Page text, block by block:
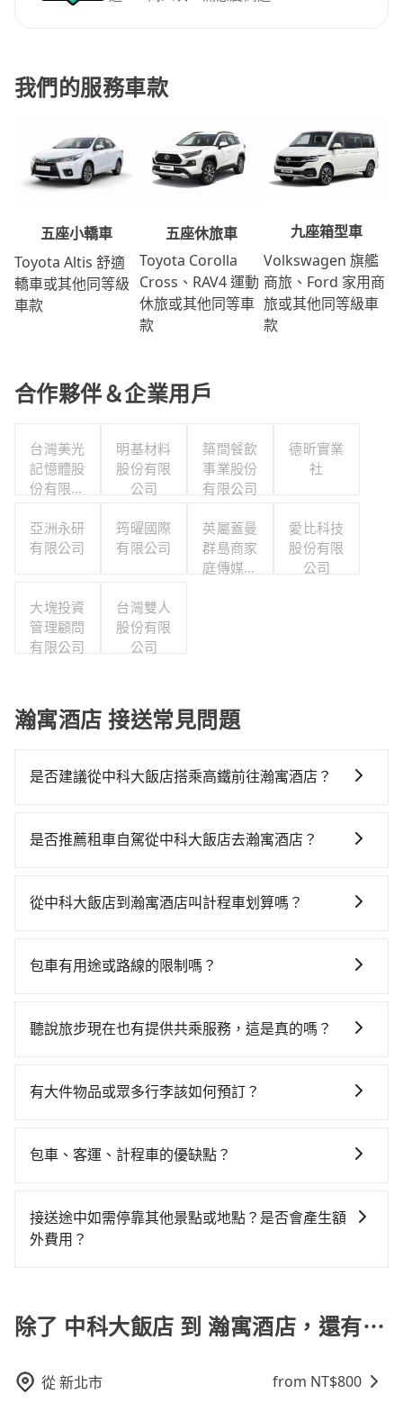
我們的服務車款
五座小轎車
Toyota Altis 舒適
轎車或其他同等級
車款
五座休旅車
Toyota Corolla
Cross、RAV4 運動
休旅或其他同等車
款
九座箱型車
Volkswagen 旗艦
商旅、Ford 家用商
旅或其他同等級車
款
合作夥伴＆企業用戶
台灣美光
記憶體股
份有限公
明基材料
股份有限
公司
築間餐飲
事業股份
有限公司
德昕實業
社
亞洲永研
有限公司
筠曜國際
有限公司
英屬蓋曼
群島商家
庭傳媒股
愛比科技
股份有限
公司
大塊投資
管理顧問
有限公司
台灣雙人
股份有限
公司
瀚寓酒店 接送常見問題
是否建議從中科大飯店搭乘高鐵前往瀚寓酒店？
適、較貴、費時！從最早06:05一直到23:03，台中-台北
費約500元、車程約24分鐘。抵達高鐵站後，步行進
站，每人票價700元，再用15分鐘出站、等待車站前排
時間共2小時26分鐘，假設3位同行，高鐵加轉乘之平均
全程使用tripool並到府專車接送，則每人平均花費約
費31分鐘在轉乘與等車上，現在還不馬上來預約
是否推薦租車自駕從中科大飯店去瀚寓酒店？
時不需要閉目養神（因為要自己開車），最重要的是你
$115~205承租小轎車，每公里再額外加收$3.2，從中科
回），雖已將eTag和可能的每小時40元路邊停車費用預
Yaris、Prius C、Vios這類乘坐體驗較差的車款，如果人
發現仍有上一組乘客遺留的垃圾或者撞凹的車門仍未被
還，又或者要還車時卻偏偏找不到停車位，對於急著用
車或者要載其他乘客的人來說就有不小的風險。最後，
從中科大飯店到瀚寓酒店叫計程車划算嗎？
灣大車隊、Uber、Line Taxi、Yoxi等，如果在路邊攔不
看。依照里程跳錶計算，價格約為4,175~5,000元間，但
網預約，以免當場被坑受騙。綜合以上，無論在價格或
包車有用途或路線的限制嗎？
方，只要是長途交通且途中遵守台灣法律，無論是清明
檢疫、預約叫車、機場接送、定期洗腎、包月上下班，
司報帳打統編，在結帳時可以受理，並於乘車後一週內
聽說旅步現在也有提供共乘服務，這是真的嗎？
保證出車的共乘服務，不用再擔心人少不成團問題，還
有大件物品或眾多行李該如何預訂？
30吋的行李箱，但如有大件行李、衝浪板、樂器、廣告
遮住司機視線、不會破壞車體、不影響行車安全，會讓
乘客盡量塞、盡量放。在預定前，建議先丈量好尺寸，
包車、客運、計程車的優缺點？
上、下車，不需與旅客共乘。但通常需要提前預約。 客
運：最經濟實惠的交通方式，通常有固定的路線和時間
高，車輛選擇不如包車多，且大都屬短程接駁為主。
接送途中如需停靠其他景點或地點？是否會產生額
外費用？
公里內，需額外支付 200 元，且每個點最多停留 5 分
鐘。加點費用可以在乘車當天下車前給司機現付。如果
外支付費用。
除了 中科大飯店 到 瀚寓酒店，還有⋯
從新北市 from NT$800